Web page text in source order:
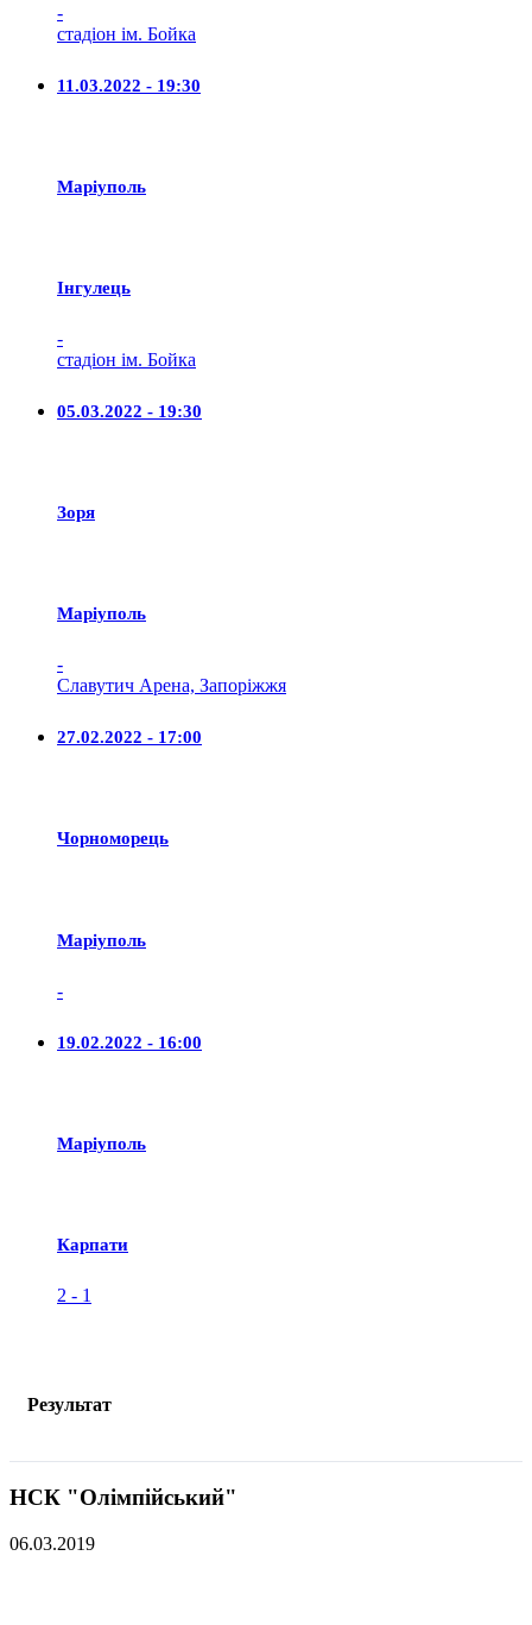
-
стадіон ім. Бойка
11.03.2022 - 19:30
Маріуполь
Iнгулець
-
стадіон ім. Бойка
05.03.2022 - 19:30
Зоря
Маріуполь
-
Славутич Арена, Запоріжжя
27.02.2022 - 17:00
Чорноморець
Маріуполь
-
19.02.2022 - 16:00
Маріуполь
Карпати
2 - 1
Результат
НСК "Олімпійський"
06.03.2019